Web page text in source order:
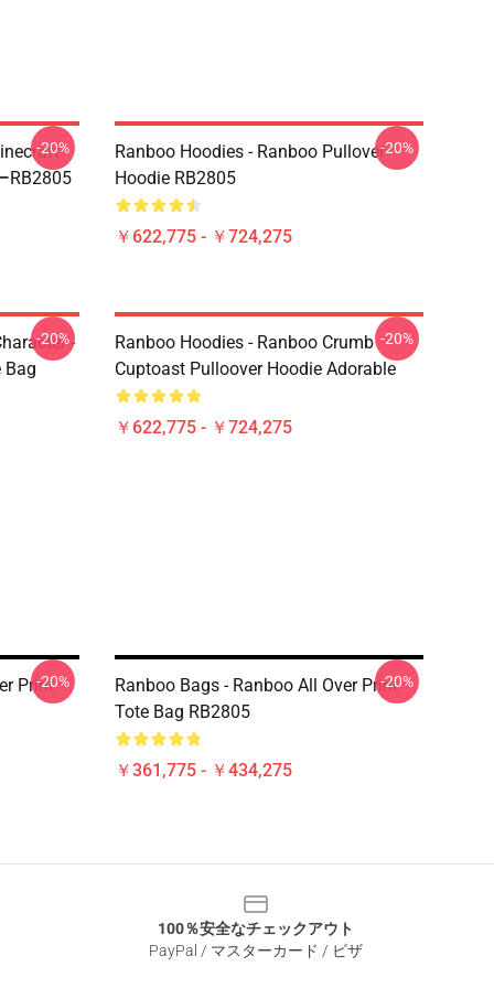
-
RB2805
-20%
Ranboo Hoodies - Ranboo Pullover
Hoodie RB2805
￥622,775 - ￥724,275
-20%
-
Bag
-20%
Ranboo Hoodies - Ranboo Crumb
Cuptoast Pulloover Hoodie Adorable
￥622,775 - ￥724,275
-20%
Print-20%
Ranboo Bags - Ranboo All Over Print
Tote Bag RB2805
￥361,775 - ￥434,275
-20%
100％安全なチェックアウト
PayPal / マスターカード / ビザ